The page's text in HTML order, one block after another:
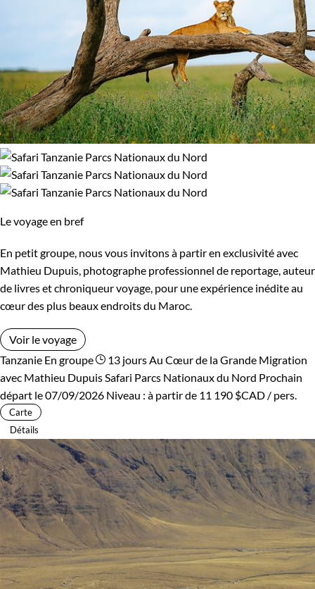
Le voyage en bref
En petit groupe, nous vous invitons à partir en exclusivité avec
Mathieu Dupuis, photographe professionnel de reportage, auteur
de livres et chroniqueur voyage, pour une expérience inédite au
cœur des plus beaux endroits du Maroc.
Voir le voyage
Tanzanie En groupe 13 joursAu Cœur de la Grande Migration
avec Mathieu DupuisSafari Parcs Nationaux du Nord Prochain
départ le 07/09/2026 Niveau : à partir de 11 190 $CAD / pers.
Carte
Détails